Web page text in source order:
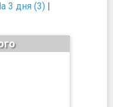
3 дня (3) |